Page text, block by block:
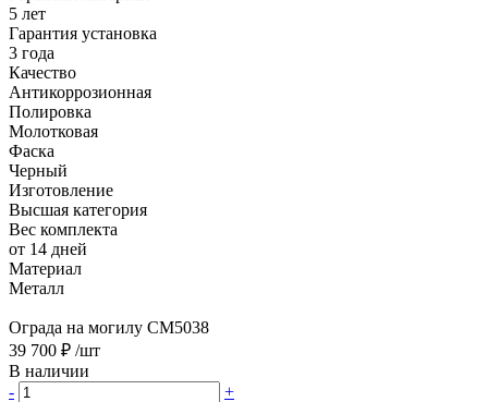
5 лет
Гарантия установка
3 года
Качество
Антикоррозионная
Полировка
Молотковая
Фаска
Черный
Изготовление
Высшая категория
Вес комплекта
от 14 дней
Материал
Металл
Ограда на могилу CM5038
39 700 ₽ /шт
В наличии
-
+